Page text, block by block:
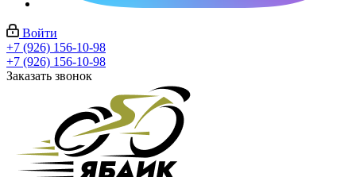
Войти
+7 (926) 156-10-98
+7 (926) 156-10-98
Заказать звонок